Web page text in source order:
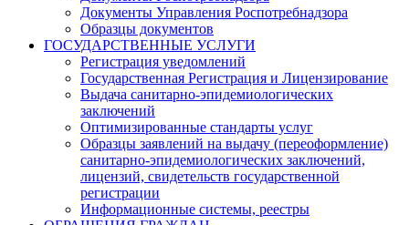
Документы Управления Роспотребнадзора
Образцы документов
ГОСУДАРСТВЕННЫЕ УСЛУГИ
Регистрация уведомлений
Государственная Регистрация и Лицензирование
Выдача санитарно-эпидемиологических
заключений
Оптимизированные стандарты услуг
Образцы заявлений на выдачу (переоформление)
санитарно-эпидемиологических заключений,
лицензий, свидетельств государственной
регистрации
Информационные системы, реестры